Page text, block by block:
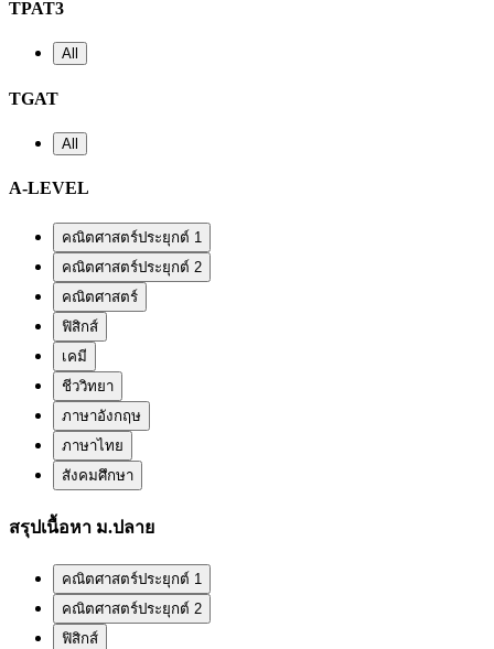
TPAT3
All
TGAT
All
A-LEVEL
คณิตศาสตร์ประยุกต์ 1
คณิตศาสตร์ประยุกต์ 2
คณิตศาสตร์
ฟิสิกส์
เคมี
ชีววิทยา
ภาษาอังกฤษ
ภาษาไทย
สังคมศึกษา
สรุปเนื้อหา ม.ปลาย
คณิตศาสตร์ประยุกต์ 1
คณิตศาสตร์ประยุกต์ 2
ฟิสิกส์